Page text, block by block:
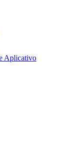
Aplicativo